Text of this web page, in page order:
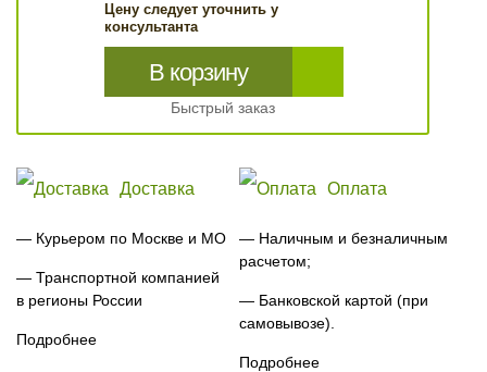
Цену следует уточнить у
консультанта
В корзину
Быстрый заказ
Доставка
— Курьером по Москве и МО
— Транспортной компанией
в регионы России
Подробнее
Оплата
— Наличным и безналичным
расчетом;
— Банковской картой (при
самовывозе).
Подробнее